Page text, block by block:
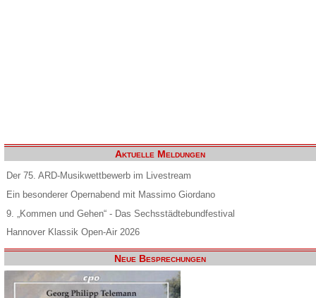
Aktuelle Meldungen
Der 75. ARD-Musikwettbewerb im Livestream
Ein besonderer Opernabend mit Massimo Giordano
9. „Kommen und Gehen“ - Das Sechsstädtebundfestival
Hannover Klassik Open-Air 2026
Neue Besprechungen